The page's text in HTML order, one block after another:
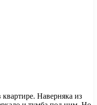
Наверняка из